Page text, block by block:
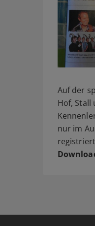
Auf der
Hof, Stall
nur im